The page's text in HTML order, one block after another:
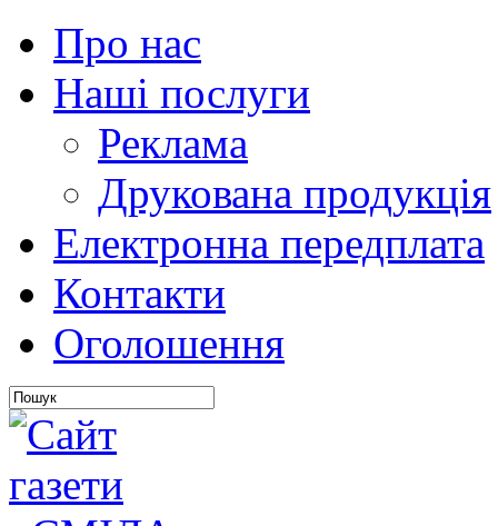
Про нас
Наші послуги
Реклама
Друкована продукція
Електронна передплата
Контакти
Оголошення